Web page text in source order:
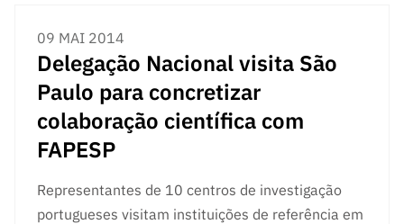
09 MAI 2014
Delegação Nacional visita São
Paulo para concretizar
colaboração científica com
FAPESP
Representantes de 10 centros de investigação
portugueses visitam instituições de referência em